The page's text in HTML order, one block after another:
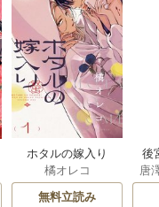
ホタルの嫁入り
橘オレコ
無料立読み
後
は
唐